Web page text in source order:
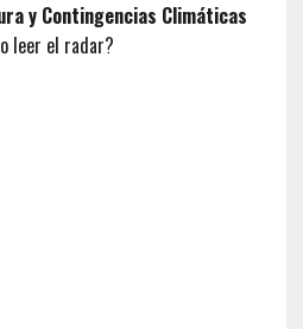
y Contingencias Climáticas
leer el radar?